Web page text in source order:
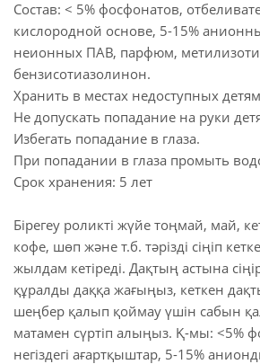
Состав: < 5% фосфонатов,
кислородной основе, 5-15%
неионных ПАВ, парфюм,
бензисотиазолинон.
Хранить в местах недоступных
Не допускать попадание на руки
Избегать попадание в глаза.
При попадании в глаза промыть
Срок хранения: 5 лет
Бірегеу роликті жүйе тоңмай, май,
кофе, шөп және т.б. тәрізді сіңіп
жылдам кетіреді. Дақтың астына
құралды даққа жағыңыз, кеткен
шеңбер қалып қоймау үшін сабын
матамен сүртіп алыңыз. Қ-мы: <5%
негіздегі ағартқыштар, 5-15%